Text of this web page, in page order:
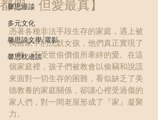
馨思漫談
多元文化
馨思談文學/電影
馨思枕邊談
都假，但愛最真】
憑著各種非法手段生存的家庭，遇上被
獨留家中的沈默女孩，他們真正實現了
一種，不受世俗價值所牽絆的愛。在這
個家庭裡，孩子們被教會以偷竊和說謊
來面對一切生存的困難，看似缺乏了美
德教養的家庭關係，卻讓心裡受過傷的
家人們，對一間老屋形成了『家』凝聚
力。